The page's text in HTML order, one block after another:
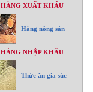
HÀNG XUẤT KHẨU
Hàng nông sản
HÀNG NHẬP KHẨU
Thức ăn gia súc